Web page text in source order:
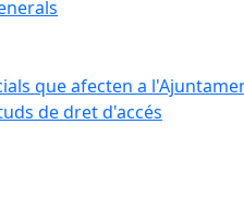
que afecten a
de dret d'accés